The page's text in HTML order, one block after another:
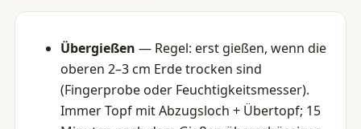
Übergießen — Regel: erst gießen, wenn die
oberen 2–3 cm Erde trocken sind
(Fingerprobe oder Feuchtigkeitsmesser).
Immer Topf mit Abzugsloch + Übertopf; 15